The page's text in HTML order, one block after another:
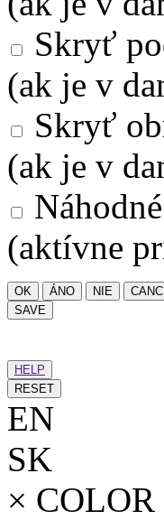
Skryť
(ak je v
Skryť
(ak je v
(aktívne
OK ÁNO NIE
SAVE
HELP
RESET
EN
SK
× COLOR